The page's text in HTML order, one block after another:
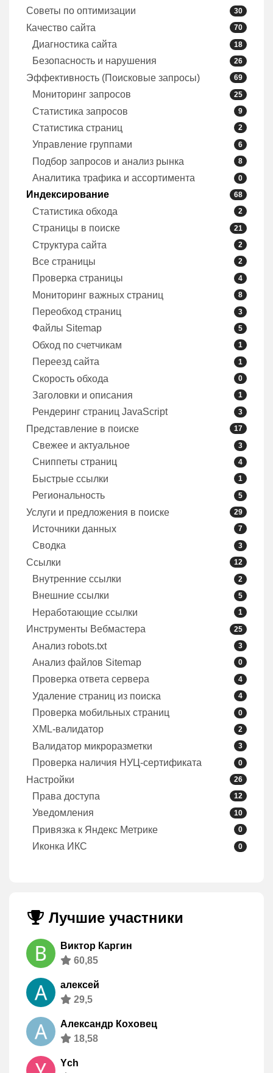
Советы по оптимизации 30
Качество сайта 70
Диагностика сайта 18
Безопасность и нарушения 26
Эффективность (Поисковые запросы) 69
Мониторинг запросов 25
Статистика запросов 9
Статистика страниц 2
Управление группами 6
Подбор запросов и анализ рынка 8
Аналитика трафика и ассортимента 0
Индексирование 68
Статистика обхода 2
Страницы в поиске 21
Структура сайта 2
Все страницы 2
Проверка страницы 4
Мониторинг важных страниц 8
Переобход страниц 3
Файлы Sitemap 5
Обход по счетчикам 1
Переезд сайта 1
Скорость обхода 0
Заголовки и описания 1
Рендеринг страниц JavaScript 3
Представление в поиске 17
Свежее и актуальное 3
Сниппеты страниц 4
Быстрые ссылки 1
Региональность 5
Услуги и предложения в поиске 29
Источники данных 7
Сводка 3
Ссылки 12
Внутренние ссылки 2
Внешние ссылки 5
Неработающие ссылки 1
Инструменты Вебмастера 25
Анализ robots.txt 3
Анализ файлов Sitemap 0
Проверка ответа сервера 4
Удаление страниц из поиска 4
Проверка мобильных страниц 0
XML-валидатор 2
Валидатор микроразметки 3
Проверка наличия НУЦ-сертификата 0
Настройки 26
Права доступа 12
Уведомления 10
Привязка к Яндекс Метрике 0
Иконка ИКС 0
Лучшие участники
Виктор Каргин
60,85
алексей
29,5
Александр Коховец
18,58
Ych